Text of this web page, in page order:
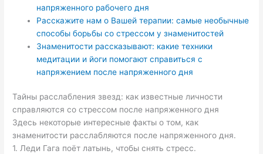
напряженного рабочего дня
Расскажите нам о Вашей терапии: самые необычные
способы борьбы со стрессом у знаменитостей
Знаменитости рассказывают: какие техники
медитации и йоги помогают справиться с
напряжением после напряженного дня
Тайны расслабления звезд: как известные личности
справляются со стрессом после напряженного дня
Здесь некоторые интересные факты о том, как
знаменитости расслабляются после напряженного дня.
1. Леди Гага поёт латынь, чтобы снять стресс.